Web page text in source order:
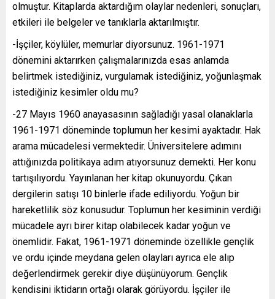
olmuştur. Kitaplarda aktardığım olaylar nedenleri, sonuçları,
etkileri ile belgeler ve tanıklarla aktarılmıştır.
-İşçiler, köylüler, memurlar diyorsunuz. 1961-1971
dönemini aktarırken çalışmalarınızda esas anlamda
belirtmek istediğiniz, vurgulamak istediğiniz, yoğunlaşmak
istediğiniz kesimler oldu mu?
-27 Mayıs 1960 anayasasının sağladığı yasal olanaklarla
1961-1971 döneminde toplumun her kesimi ayaktadır. Hak
arama mücadelesi vermektedir. Üniversitelere adımını
attığınızda politikaya adım atıyorsunuz demekti. Her konu
tartışılıyordu. Yayınlanan her kitap okunuyordu. Çıkan
dergilerin satışı 10 binlerle ifade ediliyordu. Yoğun bir
hareketlilik söz konusudur. Toplumun her kesiminin verdiği
mücadele ayrı birer kitap olabilecek kadar yoğun ve
önemlidir. Fakat, 1961-1971 döneminde özellikle gençlik
ve ordu içinde meydana gelen olayları ayrıca ele alıp
değerlendirmek gerekir diye düşünüyorum. Gençlik
kendisini iktidarın ortağı olarak görüyordu. İşçiler ile